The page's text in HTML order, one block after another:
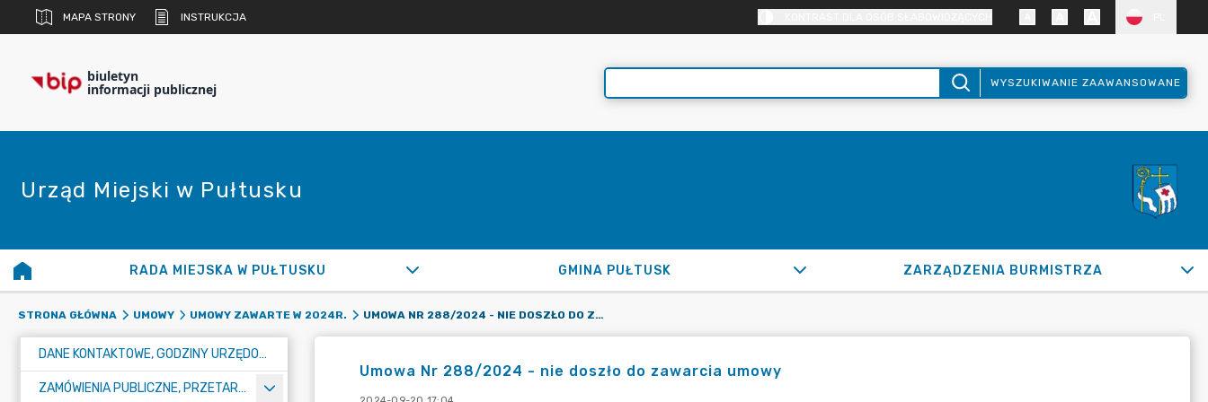
MAPA STRONY INSTRUKCJA
biuletyn
informacji publicznej WYSZUKIWANIE ZAAWANSOWANE
Urząd Miejski w Pułtusku
RADA MIEJSKA W PUŁTUSKU GMINA PUŁTUSK ZARZĄDZENIA BURMISTRZA
STRONA GŁÓWNA UMOWY UMOWY ZAWARTE W 2024R. UMOWA NR 288/2024 - NIE DOSZŁO DO ZAWARCIA UMOWY
DANE KONTAKTOWE, GODZINY URZĘDOWANIA I NUMER KONTA BANKOWEGO
ZAMÓWIENIA PUBLICZNE, PRZETARGI, KONKURSY
Umowa Nr 288/2024 - nie doszło do zawarcia umowy